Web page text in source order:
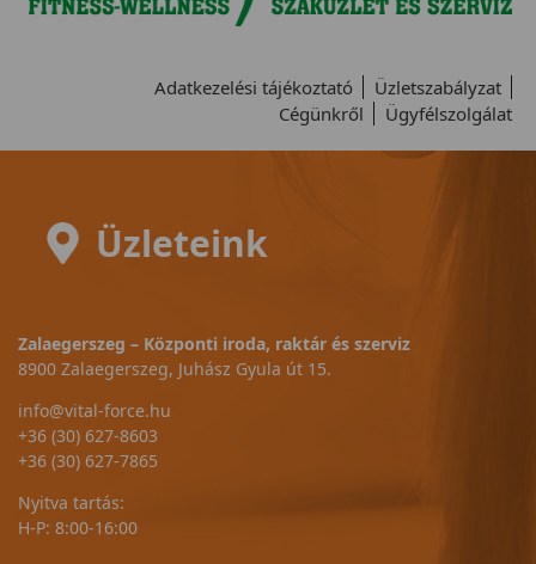
Adatkezelési tájékoztató
Üzletszabályzat
Cégünkről
Ügyfélszolgálat
Üzleteink
Zalaegerszeg – Központi iroda, raktár és szerviz
8900 Zalaegerszeg, Juhász Gyula út 15.
info@vital-force.hu
+36 (30) 627-8603
+36 (30) 627-7865
Nyitva tartás:
H-P: 8:00-16:00